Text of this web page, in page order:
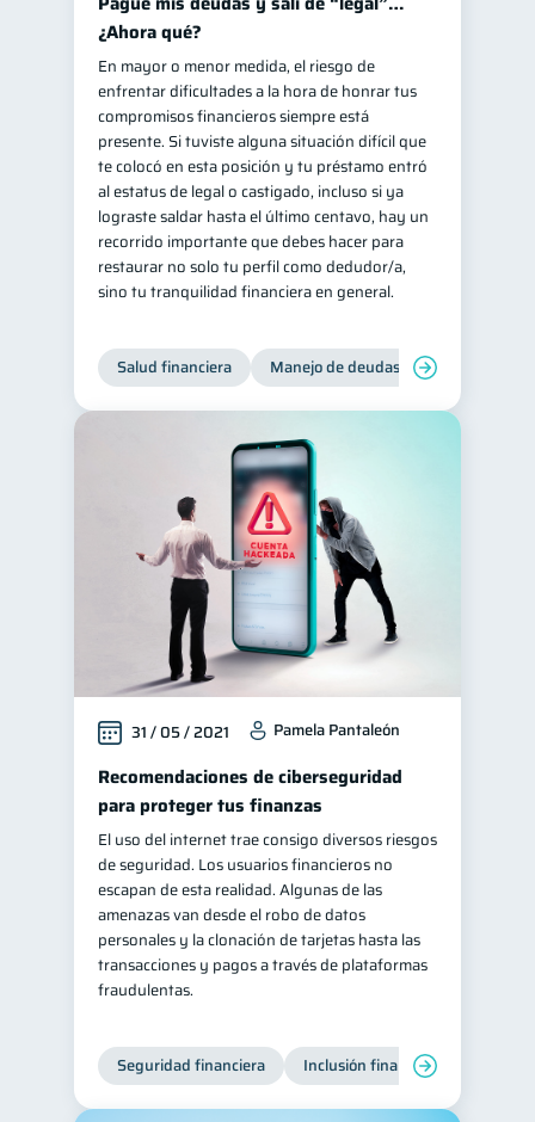
¿Ahora qué?
En mayor o menor medida, el riesgo de
enfrentar dificultades a la hora de honrar tus
compromisos financieros siempre está
presente. Si tuviste alguna situación difícil que
te colocó en esta posición y tu préstamo entró
al estatus de legal o castigado, incluso si ya
lograste saldar hasta el último centavo, hay un
recorrido importante que debes hacer para
restaurar no solo tu perfil como dedudor/a,
sino tu tranquilidad financiera en general.
Salud financiera Manejo de deudas
31 / 05 / 2021 Pamela Pantaleón
Recomendaciones de ciberseguridad
para proteger tus finanzas
El uso del internet trae consigo diversos riesgos
de seguridad. Los usuarios financieros no
escapan de esta realidad. Algunas de las
amenazas van desde el robo de datos
personales y la clonación de tarjetas hasta las
transacciones y pagos a través de plataformas
fraudulentas.
Seguridad financiera Inclusión financiera